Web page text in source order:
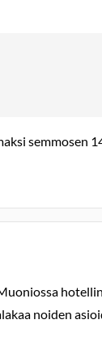
semmosen
noiden